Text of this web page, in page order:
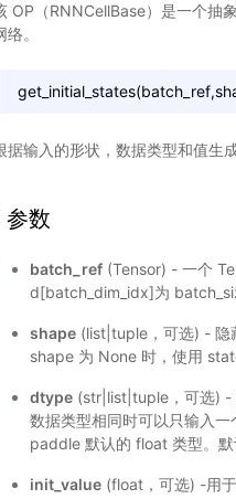
OP（RNNCellBase）是一个抽
络。
据输入的形状，数据类型和值生
参数
batch_ref (Tensor) - 一个
d[batch_dim_idx]为
shape (list|tuple，可选) - 隐
shape 为 None 时，使用
dtype (str|list|tuple，可选) -
数据类型相同时可以只输入
paddle 默认的 float 类型。默
init_value (float，可选) -用